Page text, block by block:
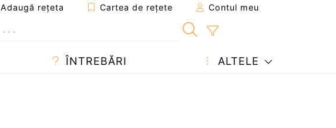
Adaugă reţeta Cartea de rețete Contul meu
ÎNTREBĂRI ALTELE